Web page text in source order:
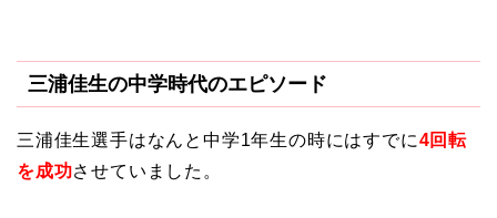
三浦佳生の中学時代のエピソード
三浦佳生選手はなんと中学1年生の時にはすでに4回転
を成功させていました。